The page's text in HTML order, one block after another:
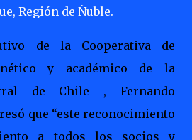
Región de Ñuble.
de la Cooperativa de
y académico de la
de Chile , Fernando
que “este reconocimiento
a todos los socios y